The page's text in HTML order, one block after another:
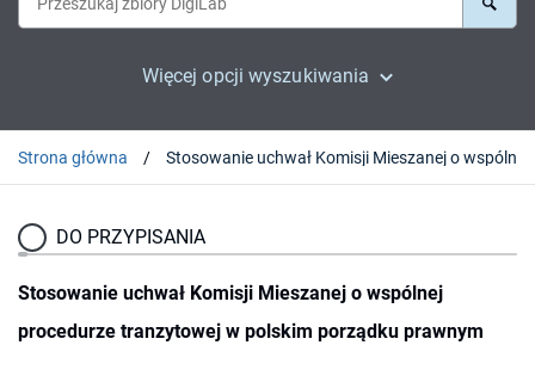
Więcej opcji wyszukiwania
Strona główna
DO PRZYPISANIA
Stosowanie uchwał Komisji Mieszanej o wspólnej
procedurze tranzytowej w polskim porządku prawnym